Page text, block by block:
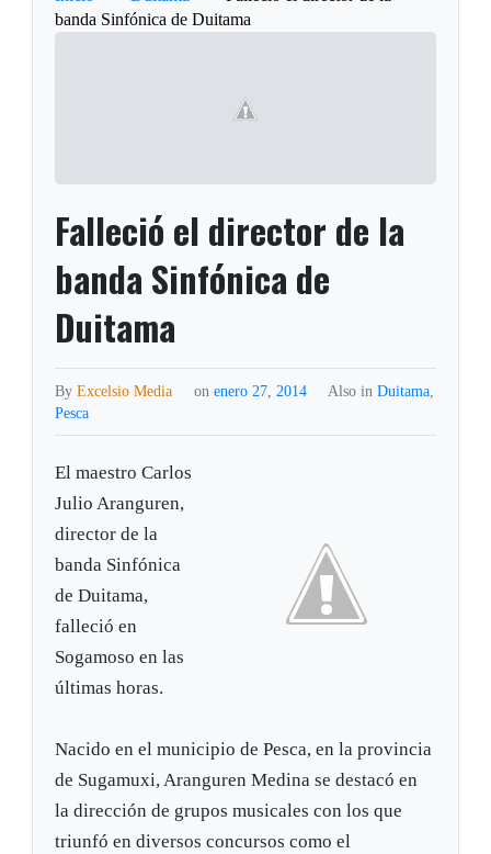
banda Sinfónica de Duitama
Falleció el director de la
banda Sinfónica de
Duitama
ByExcelsio Media on enero 27, 2014 Also in Duitama,
Pesca
El maestro Carlos
Julio Aranguren,
director de la
banda Sinfónica
de Duitama,
falleció en
Sogamoso en las
últimas horas.
Nacido en el municipio de Pesca, en la provincia
de Sugamuxi, Aranguren Medina se destacó en
la dirección de grupos musicales con los que
triunfó en diversos concursos como el